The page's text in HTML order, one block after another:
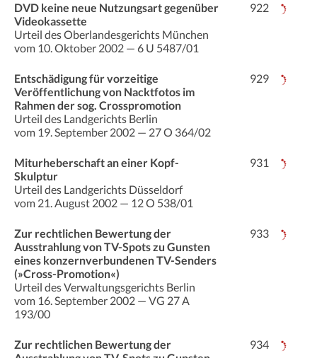
DVD keine neue Nutzungsart gegenüber
Videokassette
Urteil des Oberlandesgerichts München
vom 10. Oktober 2002 — 6 U 5487/01
922
Entschädigung für vorzeitige
Veröffentlichung von Nacktfotos im
Rahmen der sog. Crosspromotion
Urteil des Landgerichts Berlin
vom 19. September 2002 — 27 O 364/02
929
Miturheberschaft an einer Kopf-
Skulptur
Urteil des Landgerichts Düsseldorf
vom 21. August 2002 — 12 O 538/01
931
Zur rechtlichen Bewertung der
Ausstrahlung von TV-Spots zu Gunsten
eines konzernverbundenen TV-Senders
(»Cross-Promotion«)
Urteil des Verwaltungsgerichts Berlin
vom 16. September 2002 — VG 27 A
193/00
933
Zur rechtlichen Bewertung der
934